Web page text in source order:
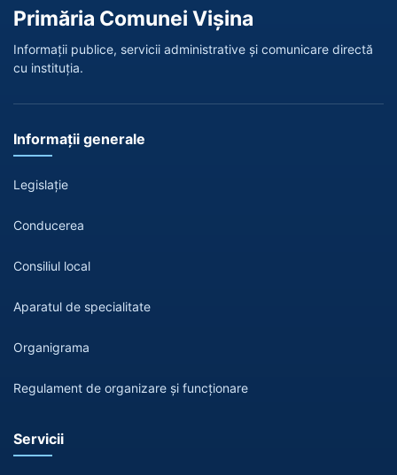
Primăria Comunei Vișina
Informații publice, servicii administrative și comunicare directă
cu instituția.
Informații generale
Legislație
Conducerea
Consiliul local
Aparatul de specialitate
Organigrama
Regulament de organizare și funcționare
Servicii